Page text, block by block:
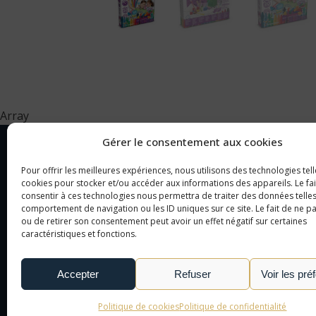
Gérer le consentement aux cookies
Pour offrir les meilleures expériences, nous utilisons des technologies
cookies pour stocker et/ou accéder aux informations des appareils. Le
consentir à ces technologies nous permettra de traiter des données
comportement de navigation ou les ID uniques sur ce site. Le fait de ne
ou de retirer son consentement peut avoir un effet négatif sur certaines
caractéristiques et fonctions.
Accepter Refuser Voir les
Politique de cookiesPolitique de confidentialité
Array
NOTRE SOCIÉTÉ
NOTRE AGENCE
NOTRE DÉMARCHE
NOUS CONTACTER
LE MONDE DE L'OBJET
PUBLICITAIRE